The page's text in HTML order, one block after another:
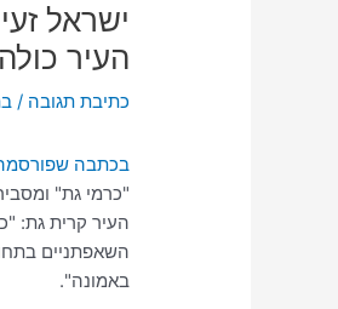
ישראל
העיר
כתיבת תגובה /
בכתבה
"כרמי גת"
העיר קרית גת:
השאפתניים
באמונה".